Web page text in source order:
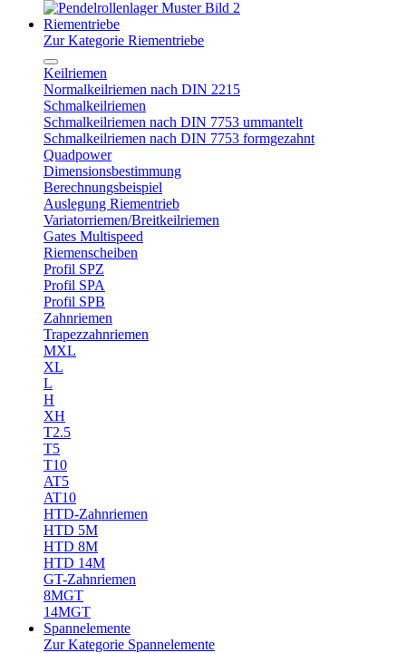
Riementriebe
Zur Kategorie Riementriebe
Keilriemen
Normalkeilriemen nach DIN 2215
Schmalkeilriemen
Schmalkeilriemen nach DIN 7753 ummantelt
Schmalkeilriemen nach DIN 7753 formgezahnt
Quadpower
Dimensionsbestimmung
Berechnungsbeispiel
Auslegung Riementrieb
Variatorriemen/Breitkeilriemen
Gates Multispeed
Riemenscheiben
Profil SPZ
Profil SPA
Profil SPB
Zahnriemen
Trapezzahnriemen
MXL
XL
L
H
XH
T2.5
T5
T10
AT5
AT10
HTD-Zahnriemen
HTD 5M
HTD 8M
HTD 14M
GT-Zahnriemen
8MGT
14MGT
Spannelemente
Zur Kategorie Spannelemente